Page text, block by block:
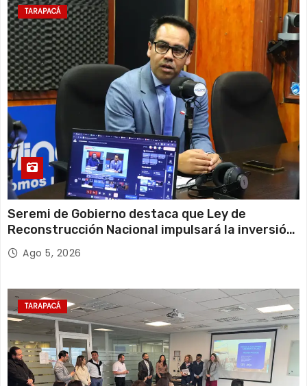
TARAPACÁ
Seremi de Gobierno destaca que Ley de
Reconstrucción Nacional impulsará la inversión
y el empleo en Tarapacá
Ago 5, 2026
TARAPACÁ